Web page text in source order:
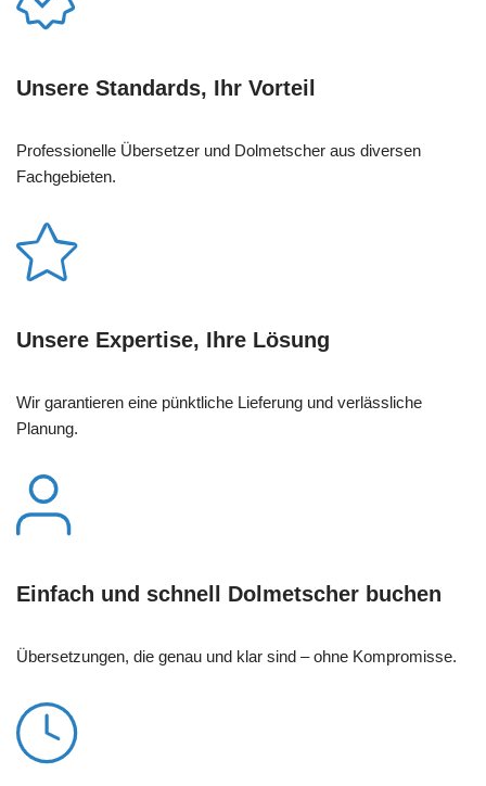
Unsere Standards, Ihr Vorteil
Professionelle Übersetzer und Dolmetscher aus diversen
Fachgebieten.
Unsere Expertise, Ihre Lösung
Wir garantieren eine pünktliche Lieferung und verlässliche
Planung.
Einfach und schnell Dolmetscher buchen
Übersetzungen, die genau und klar sind – ohne Kompromisse.